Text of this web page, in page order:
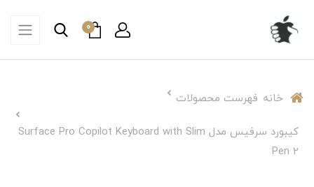
0
خانه فهرست محصولات
کیبورد سرفیس مدل Surface Pro Copilot Keyboard with Slim
Pen 2